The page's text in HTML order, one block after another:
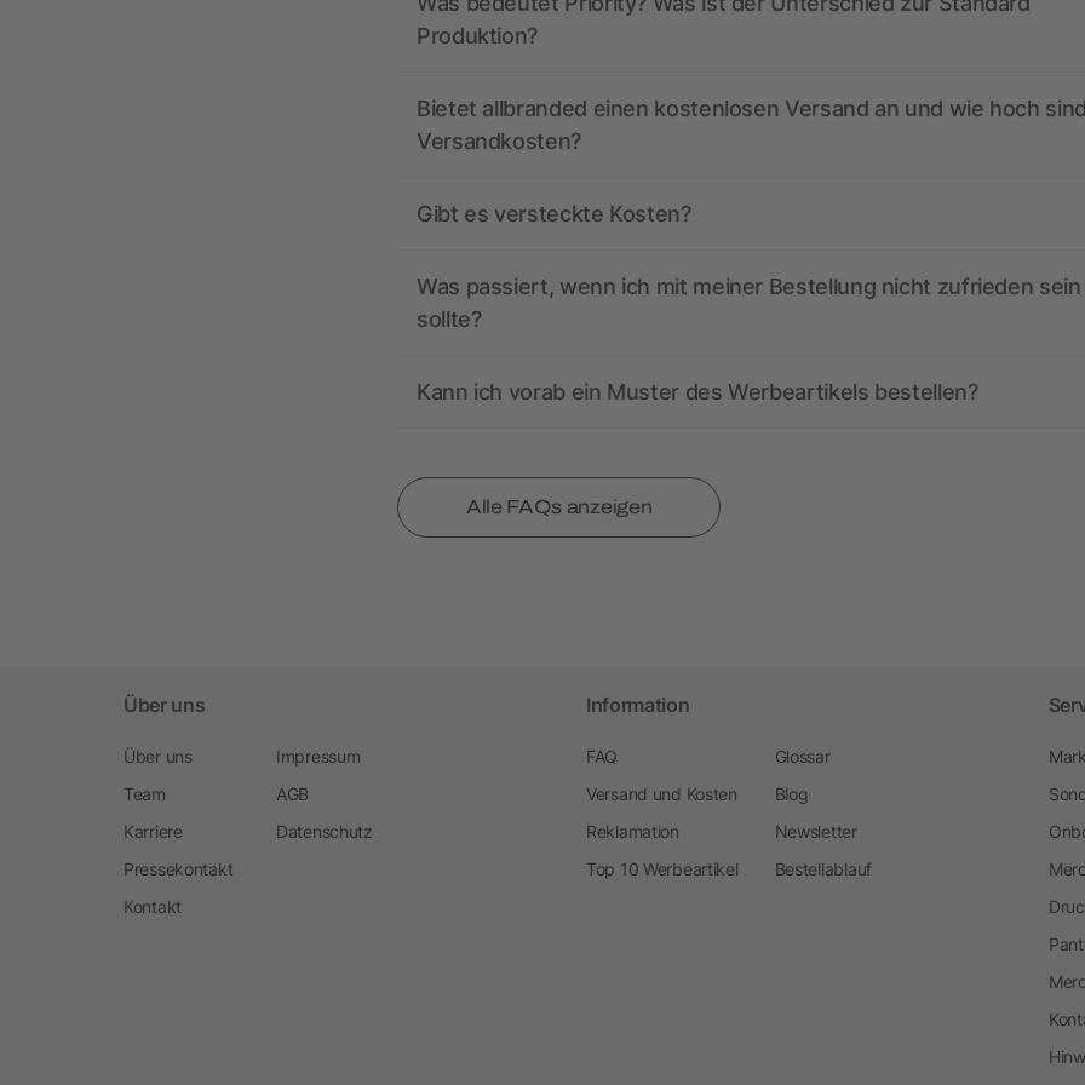
Produktion?
Bietet allbranded einen kostenlosen Versand an und wie hoch
Versandkosten?
Gibt es versteckte Kosten?
Was passiert, wenn ich mit meiner Bestellung nicht zufrieden sein
sollte?
Kann ich vorab ein Muster des Werbeartikels bestellen?
Alle FAQs anzeigen
Über uns
Über uns
Team
Karriere
Pressekontakt
Kontakt
Impressum
AGB
Datenschutz
Information
FAQ
Versand und Kosten
Reklamation
Top 10 Werbeartikel
Glossar
Blog
Newsletter
Bestellablauf